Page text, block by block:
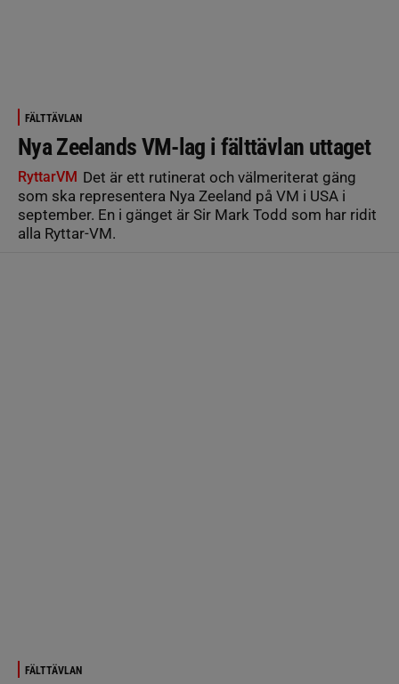
FÄLTTÄVLAN
Nya Zeelands VM-lag i fälttävlan uttaget
RyttarVM Det är ett rutinerat och välmeriterat gäng
som ska representera Nya Zeeland på VM i USA i
september. En i gänget är Sir Mark Todd som har ridit
alla Ryttar-VM.
FÄLTTÄVLAN